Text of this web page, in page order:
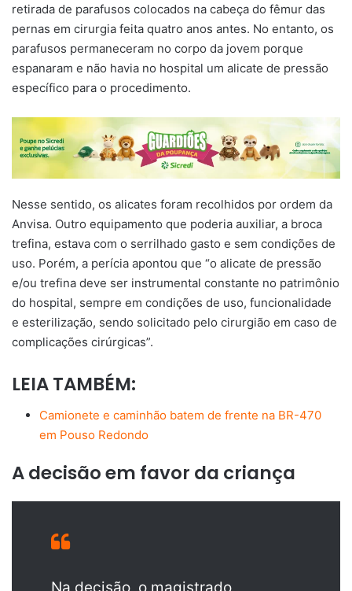
retirada de parafusos colocados na cabeça do fêmur das
pernas em cirurgia feita quatro anos antes. No entanto, os
parafusos permaneceram no corpo da jovem porque
espanaram e não havia no hospital um alicate de pressão
específico para o procedimento.
Nesse sentido, os alicates foram recolhidos por ordem da
Anvisa. Outro equipamento que poderia auxiliar, a broca
trefina, estava com o serrilhado gasto e sem condições de
uso. Porém, a perícia apontou que “o alicate de pressão
e/ou trefina deve ser instrumental constante no patrimônio
do hospital, sempre em condições de uso, funcionalidade
e esterilização, sendo solicitado pelo cirurgião em caso de
complicações cirúrgicas”.
LEIA TAMBÉM:
Camionete e caminhão batem de frente na BR-470
em Pouso Redondo
A decisão em favor da criança